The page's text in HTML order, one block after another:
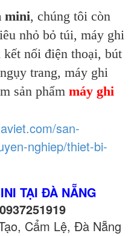
mini, chúng tôi còn
nhỏ bỏ túi, máy ghi
nối điện thoại, bút
trang, máy ghi
sản phẩmmáy ghi
san-
nghiep/thiet-bi-
TẠI ĐÀ NẴNG
Cẩm Lệ, Đà Nẵng